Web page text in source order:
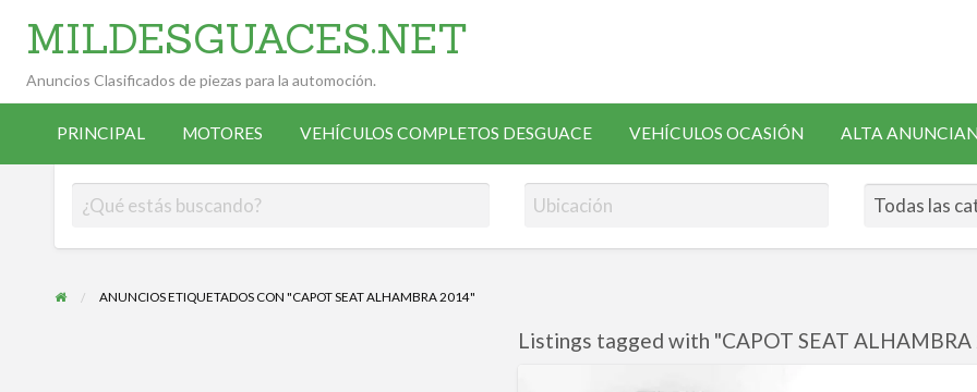
VEHÍCULOS
COMPLETOS
VEHÍCULOS
OCASIÓN
ALTA
ANUNCIANTE
SOLICITAR
RECAMBIOS
MILDESGUACES.NET
Anuncios Clasificados de piezas para la automoción.
PRINCIPAL MOTORES VEHÍCULOS COMPLETOS DESGUACE VEHÍCULOS OCASIÓN ALTA
ANUNCIOS ETIQUETADOS CON "CAPOT SEAT ALHAMBRA 2014"
Listings tagged with "CAPOT SEAT ALHAMBRA